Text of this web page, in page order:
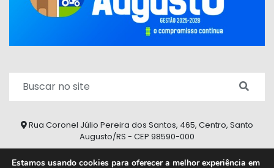
Rua Coronel Júlio Pereira dos Santos, 465, Centro, Santo
Augusto/RS - CEP 98590-000
Estamos usando cookies para oferecer a melhor experiência em